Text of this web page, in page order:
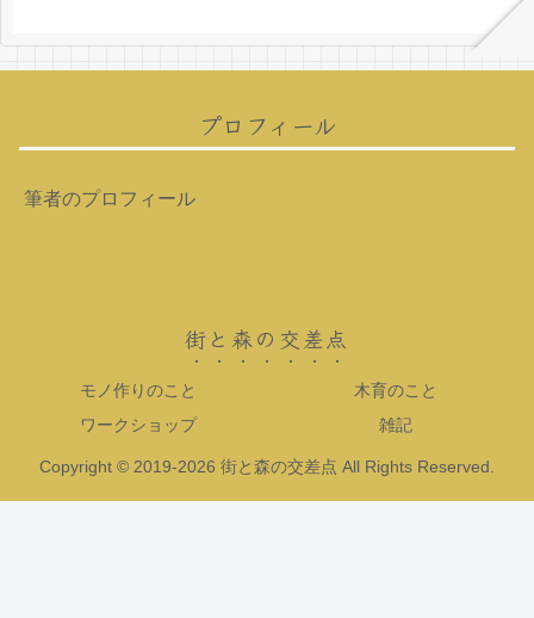
プロフィール
筆者のプロフィール
街と森の交差点
モノ作りのこと
木育のこと
ワークショップ
雑記
Copyright © 2019-2026 街と森の交差点 All Rights Reserved.